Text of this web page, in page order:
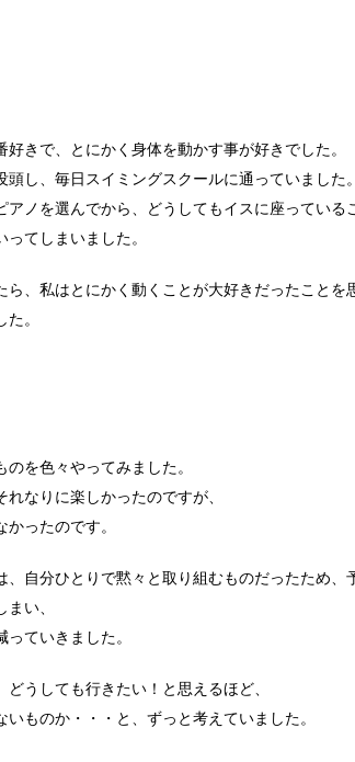
好きで、とにかく身体を動かす事が好きでした。
頭し、毎日スイミングスクールに通っていました。
アノを選んでから、どうしてもイスに座っている
てしまいました。
ら、私はとにかく動くことが大好きだったことを
。
のを色々やってみました。
れなりに楽しかったのですが、
ったのです。
、自分ひとりで黙々と取り組むものだったため、
い、
ていきました。
うしても行きたい！と思えるほど、
いものか・・・と、ずっと考えていました。